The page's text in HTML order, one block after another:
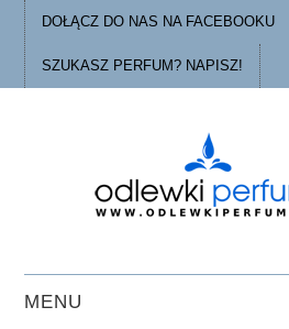
DOŁĄCZ DO NAS NA FACEBOOKU
SZUKASZ PERFUM? NAPISZ!
MENU